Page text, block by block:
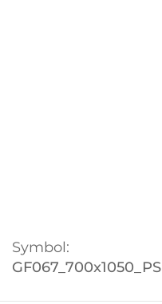
Symbol:
GF067_700x1050_PS